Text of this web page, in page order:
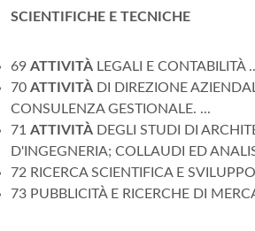
SCIENTIFICHE E TECNICHE
69 ATTIVITÀ LEGALI E CONTABILITÀ
70 ATTIVITÀ DI DIREZIONE
CONSULENZA GESTIONALE. ...
71 ATTIVITÀ DEGLI STUDI DI
D'INGEGNERIA; COLLAUDI ED
72 RICERCA SCIENTIFICA E
73 PUBBLICITÀ E RICERCHE DI